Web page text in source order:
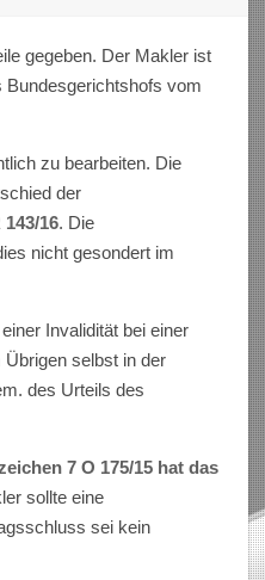
gegeben. Der Makler ist
Bundesgerichtshofs vom
zu bearbeiten. Die
der
16. Die
nicht gesondert im
Invalidität bei einer
selbst in der
des Urteils des
7 O 175/15 hat das
sollte eine
sei kein